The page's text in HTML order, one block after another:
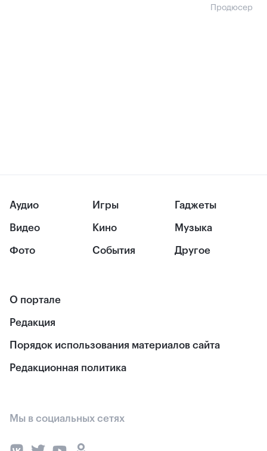
Продюсер
Аудио
Видео
Фото
Игры
Кино
События
Гаджеты
Музыка
Другое
О портале
Редакция
Порядок использования материалов сайта
Редакционная политика
Мы в социальных сетях